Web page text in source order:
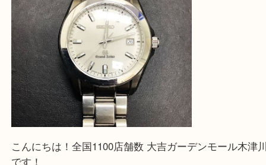
買取専門店 大吉 ガーデンモール木津川店に来てよ
思っていただけるよう一点一点、丁寧に査定させて
ます！
—お知らせ—
最後に当店では現在正社員を募集しておりますので
る方はお気軽にお問合せください！